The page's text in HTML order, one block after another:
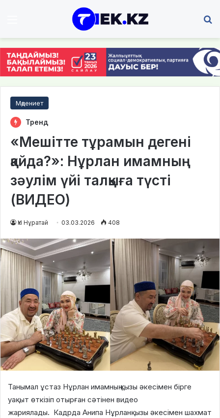
Мәдениет
Тренд
«Мешітте тұрамын дегені
қайда?»: Нұрлан имамның
зәулім үйі талқыға түсті
(ВИДЕО)
Үкі Нұратай 03.03.2026 408
Танымал ұстаз Нұрлан имамның қызы әкесімен бірге
уақыт өткізіп отырған сәтінен видео
жариялады. Кадрда Анипа Нұрланқызы әкесімен шахмат